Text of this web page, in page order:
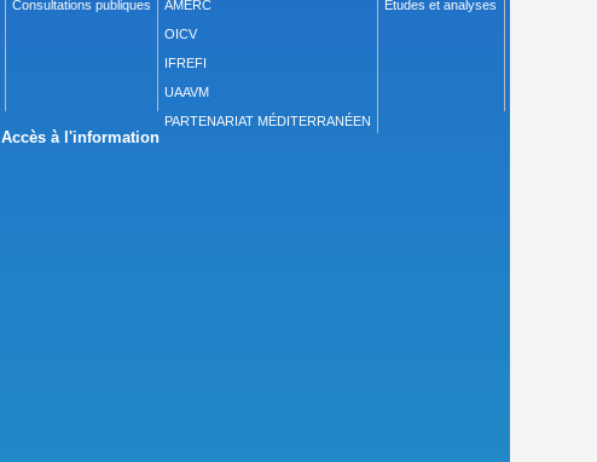
Consultations publiques
AMERC
OICV
IFREFI
UAAVM
PARTENARIAT MÉDITERRANÉEN
Etudes et analyses
Accès à l'information